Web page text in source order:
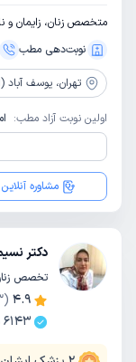
متخصص زنان، زایمان و
نوبت‌دهی مطب
تهران، یوسف آباد (اسد
اولین نوبت آزاد مطب:
مشاوره
دکتر
تخصص
4.9
(
6143